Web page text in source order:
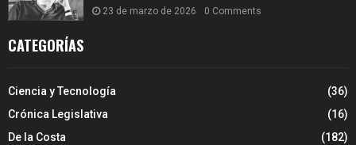
23 de marzo de 2026 0 Comments
CATEGORÍAS
Ciencia y Tecnología
(36)
Crónica Legislativa
(16)
De la Costa
(182)